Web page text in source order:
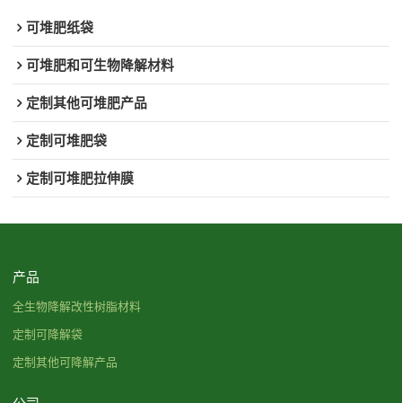
可堆肥纸袋
可堆肥和可生物降解材料
定制其他可堆肥产品
定制可堆肥袋
定制可堆肥拉伸膜
产品
全生物降解改性树脂材料
定制可降解袋
定制其他可降解产品